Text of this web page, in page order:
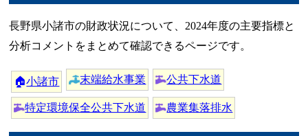
長野県小諸市の財政状況について、2024年度の主要指標と
分析コメントをまとめて確認できるページです。
🏠小諸市 末端給水事業 公共下水道
特定環境保全公共下水道 農業集落排水